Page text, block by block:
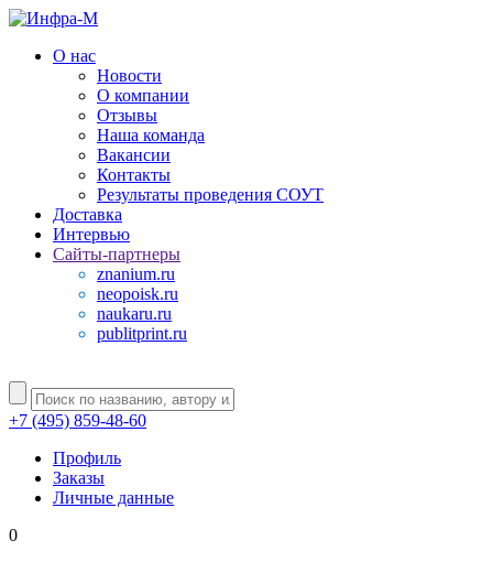
О нас
Новости
О компании
Отзывы
Наша команда
Вакансии
Контакты
Результаты проведения СОУТ
Доставка
Интервью
Сайты-партнеры
znanium.ru
neopoisk.ru
naukaru.ru
publitprint.ru
+7 (495) 859-48-60
Профиль
Заказы
Личные данные
0